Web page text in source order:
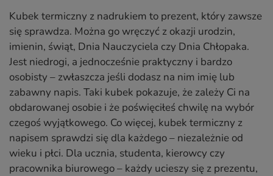
Kubek termiczny z nadrukiem to prezent, który zawsze
się sprawdza. Można go wręczyć z okazji urodzin,
imienin, świąt, Dnia Nauczyciela czy Dnia Chłopaka.
Jest niedrogi, a jednocześnie praktyczny i bardzo
osobisty – zwłaszcza jeśli dodasz na nim imię lub
zabawny napis. Taki kubek pokazuje, że zależy Ci na
obdarowanej osobie i że poświęciłeś chwilę na wybór
czegoś wyjątkowego. Co więcej, kubek termiczny z
napisem sprawdzi się dla każdego – niezależnie od
wieku i płci. Dla ucznia, studenta, kierowcy czy
pracownika biurowego – każdy ucieszy się z prezentu,